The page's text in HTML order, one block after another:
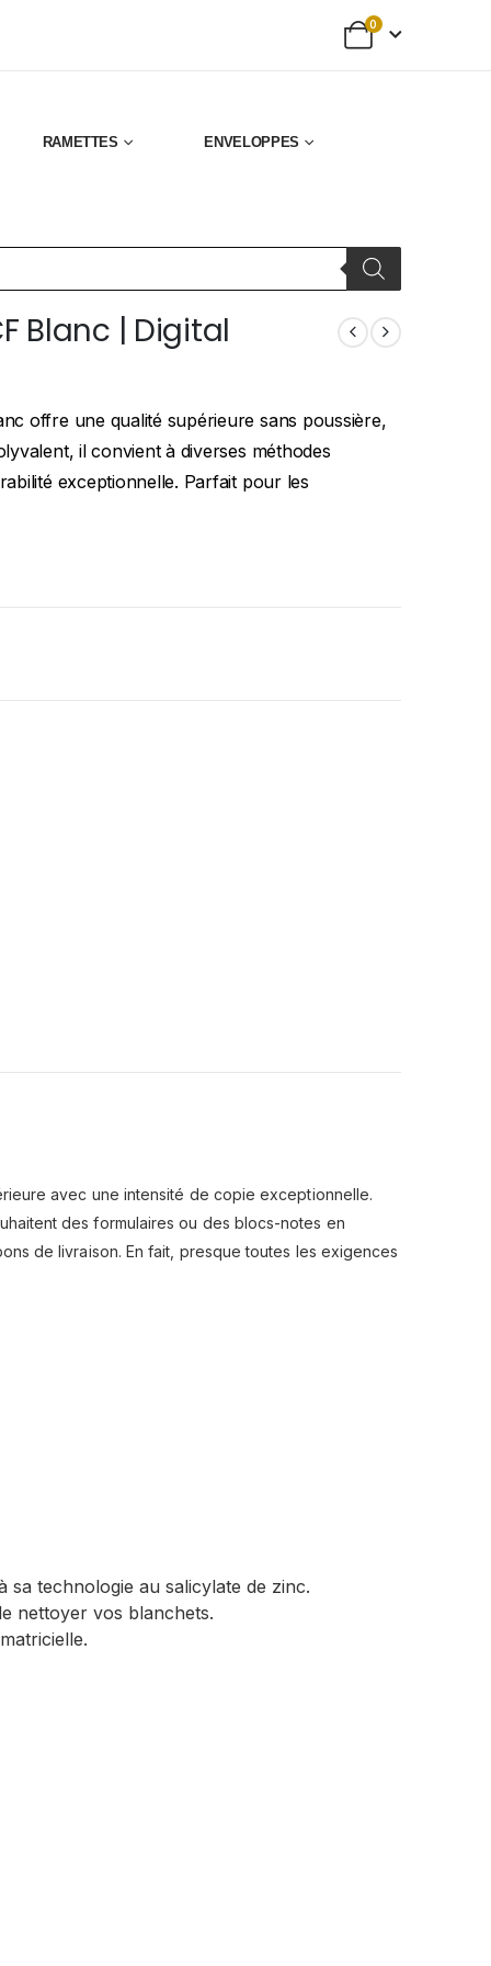
0
RAMETTES ENVELOPPES
Blanc | Digital
offre une qualité supérieure sans poussière,
il convient à diverses méthodes
exceptionnelle. Parfait pour les
avec une intensité de copie exceptionnelle.
des formulaires ou des blocs-notes en
de livraison. En fait, presque toutes les exigences
technologie au salicylate de zinc.
nettoyer vos blanchets.